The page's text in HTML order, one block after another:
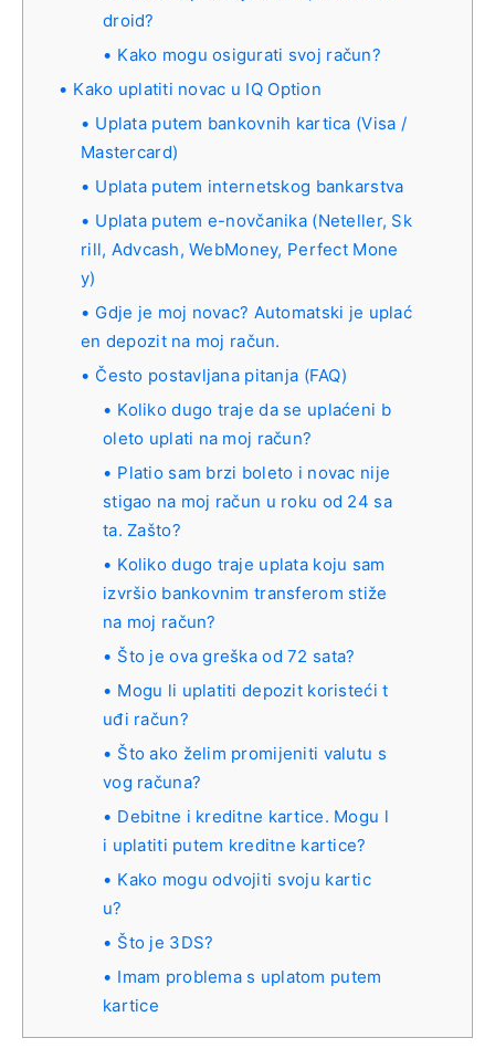
droid?
Kako mogu osigurati svoj račun?
Kako uplatiti novac u IQ Option
Uplata putem bankovnih kartica (Visa /
Mastercard)
Uplata putem internetskog bankarstva
Uplata putem e-novčanika (Neteller, Sk
rill, Advcash, WebMoney, Perfect Mone
y)
Gdje je moj novac? Automatski je uplać
en depozit na moj račun.
Često postavljana pitanja (FAQ)
Koliko dugo traje da se uplaćeni b
oleto uplati na moj račun?
Platio sam brzi boleto i novac nije
stigao na moj račun u roku od 24 sa
ta. Zašto?
Koliko dugo traje uplata koju sam
izvršio bankovnim transferom stiže
na moj račun?
Što je ova greška od 72 sata?
Mogu li uplatiti depozit koristeći t
uđi račun?
Što ako želim promijeniti valutu s
vog računa?
Debitne i kreditne kartice. Mogu l
i uplatiti putem kreditne kartice?
Kako mogu odvojiti svoju kartic
u?
Što je 3DS?
Imam problema s uplatom putem
kartice